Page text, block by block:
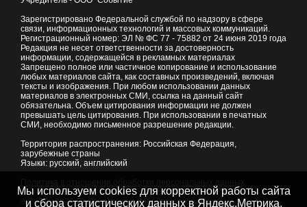
Зарегистрировано Федеральной службой по надзору в сфере
связи, информационных технологий и массовых коммуникаций.
Регистрационный номер: ЭЛ № ФС 77 - 75882 от 24 июня 2019 года
Редакция не несет ответственности за достоверность
информации, содержащейся в рекламных материалах
Запрещено полное или частичное копирование и использование
любых материалов сайта, как составных произведений, включая
тексты и изображения. При любом использовании данных
материалов в электронных СМИ, ссылка на данный сайт
обязательна. Объем цитирования информации не должен
превышать цель цитирования. При использовании в печатных
СМИ, необходимо письменное разрешение редакции.
Территория распространения: Российская Федерация,
зарубежные страны
Языки: русский, английский
© 2007 - 2026Портал Читы и Забайкальского края
Мы используем cookies для корректной работы сайта
и сбора статистических данных в Яндекс.Метрика,